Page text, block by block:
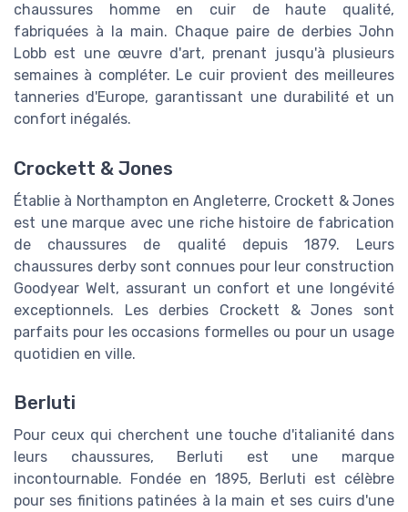
chaussures homme en cuir de haute qualité,
fabriquées à la main. Chaque paire de derbies John
Lobb est une œuvre d'art, prenant jusqu'à plusieurs
semaines à compléter. Le cuir provient des meilleures
tanneries d'Europe, garantissant une durabilité et un
confort inégalés.
Crockett & Jones
Établie à Northampton en Angleterre, Crockett & Jones
est une marque avec une riche histoire de fabrication
de chaussures de qualité depuis 1879. Leurs
chaussures derby sont connues pour leur construction
Goodyear Welt, assurant un confort et une longévité
exceptionnels. Les derbies Crockett & Jones sont
parfaits pour les occasions formelles ou pour un usage
quotidien en ville.
Berluti
Pour ceux qui cherchent une touche d'italianité dans
leurs chaussures, Berluti est une marque
incontournable. Fondée en 1895, Berluti est célèbre
pour ses finitions patinées à la main et ses cuirs d'une